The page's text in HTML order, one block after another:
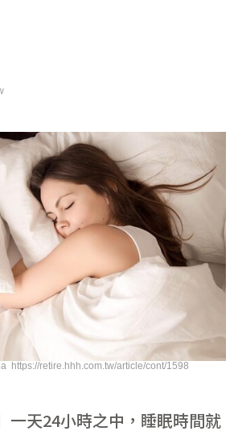
https://retire.hhh.com.tw/article/cont/1598
一天24小時之中，睡眠時間就